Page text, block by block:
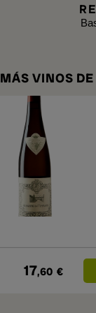
MÁS VINOS
17,60 €